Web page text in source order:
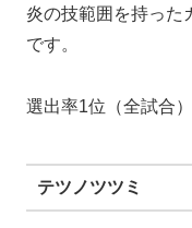
炎の技範囲を持った
です。
選出率1位（全試合）
テツノツツミ